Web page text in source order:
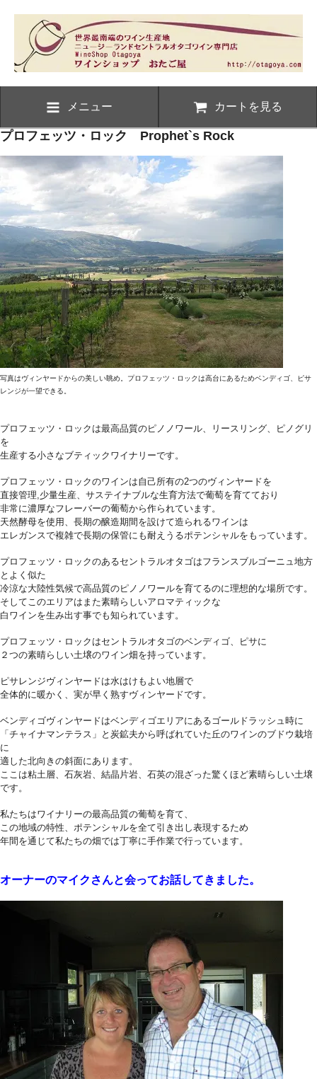
メニュー カートを見る
プロフェッツ・ロック Prophet`s Rock
写真はヴィンヤードからの美しい眺め。プロフェッツ・ロックは高台にあるためベンディゴ、ピサ
レンジが一望できる。
プロフェッツ・ロックは最高品質のピノノワール、リースリング、ピノグリ
を
生産する小さなブティックワイナリーです。
プロフェッツ・ロックのワインは自己所有の2つのヴィンヤードを
直接管理,少量生産、サステイナブルな生育方法で葡萄を育てており
非常に濃厚なフレーバーの葡萄から作られています。
天然酵母を使用、長期の醸造期間を設けて造られるワインは
エレガンスで複雑で長期の保管にも耐えうるポテンシャルをもっています。
プロフェッツ・ロックのあるセントラルオタゴはフランスブルゴーニュ地方
とよく似た
冷涼な大陸性気候で高品質のピノノワールを育てるのに理想的な場所です。
そしてこのエリアはまた素晴らしいアロマティックな
白ワインを生み出す事でも知られています。
プロフェッツ・ロックはセントラルオタゴのベンディゴ、ピサに
２つの素晴らしい土壌のワイン畑を持っています。
ピサレンジヴィンヤードは水はけもよい地層で
全体的に暖かく、実が早く熟すヴィンヤードです。
ベンディゴヴィンヤードはベンディゴエリアにあるゴールドラッシュ時に
「チャイナマンテラス」と炭鉱夫から呼ばれていた丘のワインのブドウ栽培
に
適した北向きの斜面にあります。
ここは粘土層、石灰岩、結晶片岩、石英の混ざった驚くほど素晴らしい土壌
です。
私たちはワイナリーの最高品質の葡萄を育て、
この地域の特性、ポテンシャルを全て引き出し表現するため
年間を通じて私たちの畑では丁寧に手作業で行っています。
オーナーのマイクさんと会ってお話してきました。